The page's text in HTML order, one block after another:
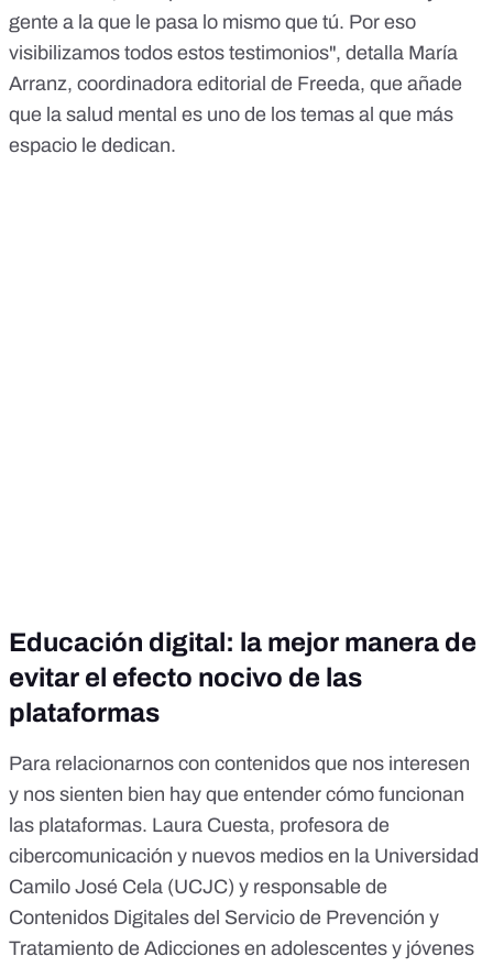
gente a la que le pasa lo mismo que tú. Por eso
visibilizamos todos estos testimonios", detalla María
Arranz, coordinadora editorial de Freeda, que añade
que la salud mental es uno de los temas al que más
espacio le dedican.
Educación digital: la mejor manera de
evitar el efecto nocivo de las
plataformas
Para relacionarnos con contenidos que nos interesen
y nos sienten bien hay que entender cómo funcionan
las plataformas. Laura Cuesta, profesora de
cibercomunicación y nuevos medios en la Universidad
Camilo José Cela (UCJC) y responsable de
Contenidos Digitales del Servicio de Prevención y
Tratamiento de Adicciones en adolescentes y jóvenes